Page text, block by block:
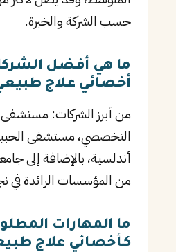
حسب الشركة والخبرة.
ما هي أفضل
أخصائي علاج
من أبرز الشركات:
التخصصي، مستشفى
أندلسية، بالإضافة إلى
من المؤسسات الرائدة في
ما المهارات
كـأخصائي علاج